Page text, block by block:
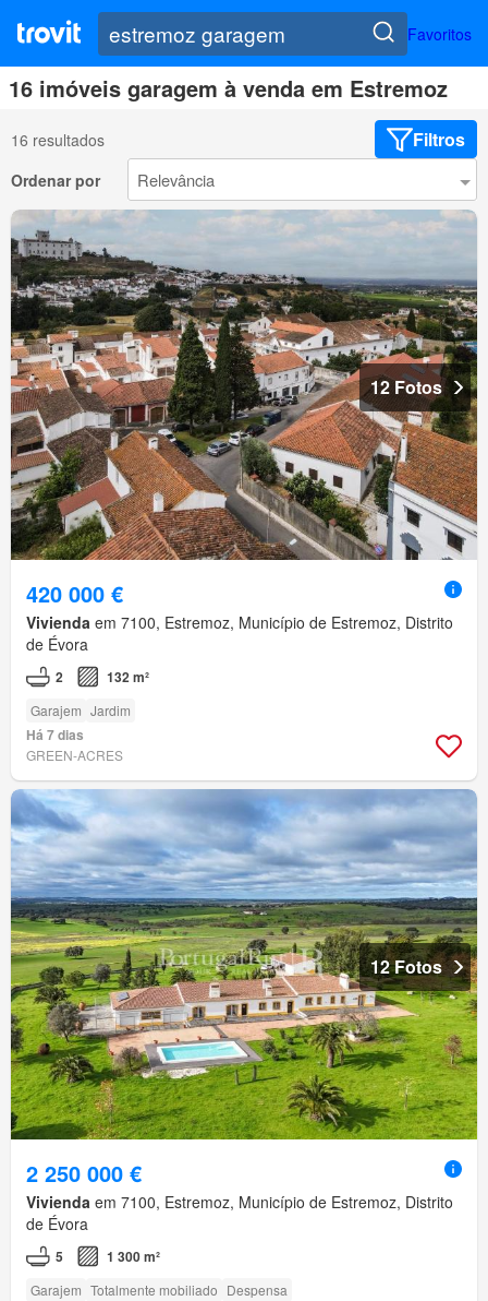
Favoritos
16 imóveis garagem à venda em Estremoz
16 resultados Filtros
Ordenar por
12 Fotos
420 000 €
Vivienda em 7100, Estremoz, Município de Estremoz, Distrito
de Évora
2 132 m²
Garajem Jardim
Há 7 dias
GREEN-ACRES
12 Fotos
2 250 000 €
Vivienda em 7100, Estremoz, Município de Estremoz, Distrito
de Évora
5 1 300 m²
Garajem Totalmente mobiliado Despensa